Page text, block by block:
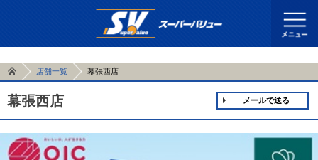
店舗一覧 幕張西店
幕張西店 メールで送る